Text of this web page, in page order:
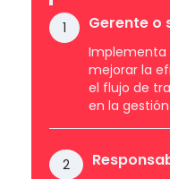
1 Gerente o
Implementa
mejorar la
el flujo de
en la
2